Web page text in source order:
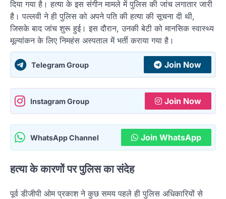
दिया गया है। हत्या के इस संगीन मामले में पुलिस की जांच लगातार जारी
है। पल्लवी ने ही पुलिस को अपने पति की हत्या की सूचना दी थी,
जिसके बाद जांच शुरू हुई। इस दौरान, उनकी बेटी को मानसिक स्वास्थ्य
मूल्यांकन के लिए निमहंस अस्पताल में भर्ती कराया गया है।
Telegram Group Join Now
Instagram Group Join Now
WhatsApp Channel Join WhatsApp
हत्या के कारणों पर पुलिस का संदेह
पूर्व डीजीपी ओम प्रकाश ने कुछ समय पहले ही पुलिस अधिकारियों से